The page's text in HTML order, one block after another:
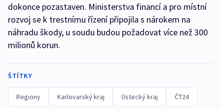
dokonce pozastaven. Ministerstva financí a pro místní
rozvoj se k trestnímu řízení připojila s nárokem na
náhradu škody, u soudu budou požadovat více než 300
milionů korun.
ŠTÍTKY
Regiony Karlovarský kraj Ústecký kraj ČT24